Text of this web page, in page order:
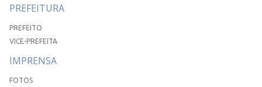
PREFEITURA
PREFEITO
VICE-PREFEITA
IMPRENSA
FOTOS